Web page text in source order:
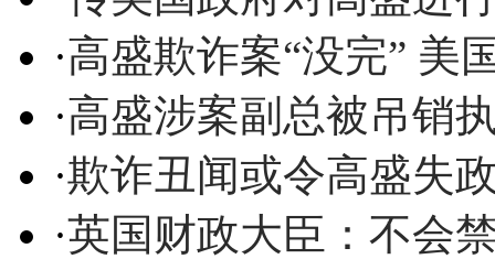
·高盛欺诈案“没完” 美
·高盛涉案副总被吊销
·欺诈丑闻或令高盛失
·英国财政大臣：不会